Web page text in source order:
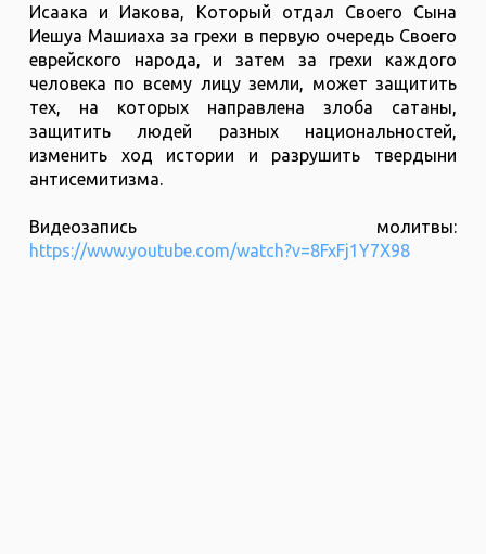
Исаака и Иакова, Который отдал Своего Сына
Иешуа Машиаха за грехи в первую очередь Своего
еврейского народа, и затем за грехи каждого
человека по всему лицу земли, может защитить
тех, на которых направлена злоба сатаны,
защитить людей разных национальностей,
изменить ход истории и разрушить твердыни
антисемитизма.
Видеозапись молитвы:
https://www.youtube.com/watch?v=8FxFj1Y7X98